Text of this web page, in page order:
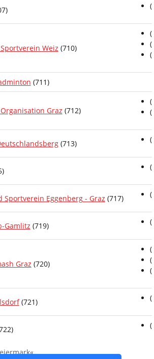
Weiz (710)
(711)
Graz (712)
(713)
Eggenberg - Graz (717)
Gamlitz (719)
Graz (720)
(721)